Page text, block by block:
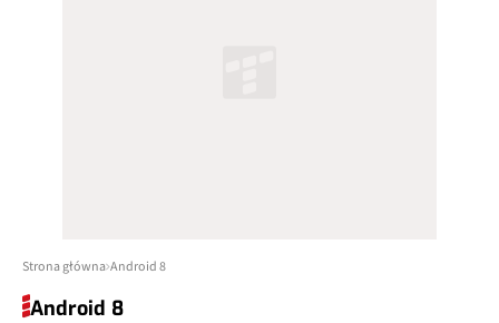
Strona główna Android 8
Android 8